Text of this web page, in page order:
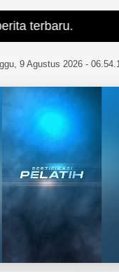
terbaru.
9 Agustus 2026 -